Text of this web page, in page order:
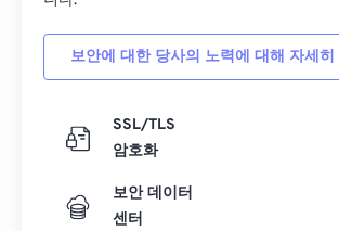
보안에 대한 당사의 노력에 대해 자세
SSL/TLS
암호화
보안 데이터
센터